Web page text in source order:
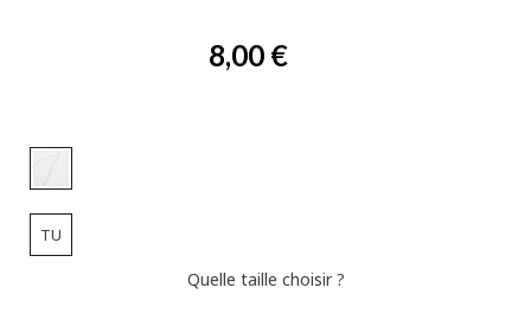
8,00 €
TU
Quelle taille choisir ?